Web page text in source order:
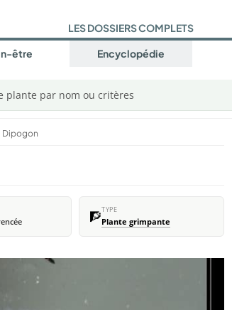
LES DOSSIERS COMPLETS
être Encyclopédie
plante par nom ou critères
Dipogon
🧗TYPE
Plante grimpante